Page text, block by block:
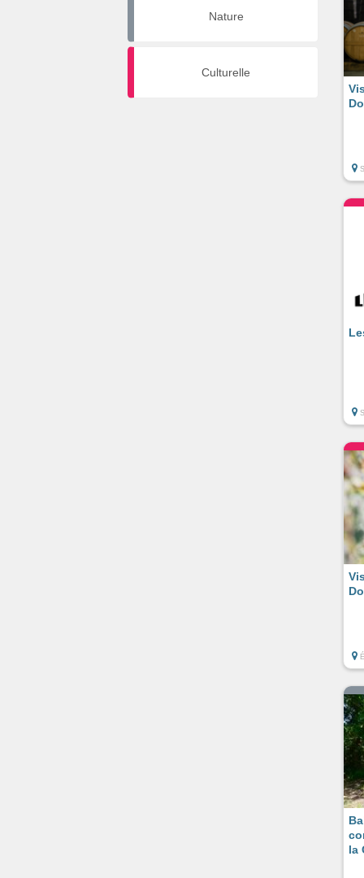
Nature
Culturelle
la